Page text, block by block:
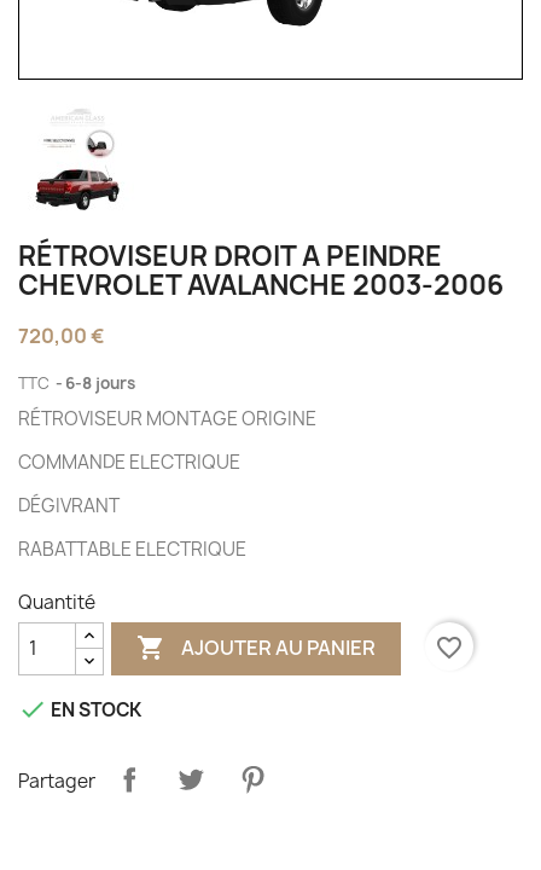
RÉTROVISEUR DROIT A PEINDRE
CHEVROLET AVALANCHE 2003-2006
720,00 €
TTC 6-8 jours
RÉTROVISEUR MONTAGE ORIGINE
COMMANDE ELECTRIQUE
DÉGIVRANT
RABATTABLE ELECTRIQUE
Quantité
 AJOUTER AU PANIER favorite_border
 EN STOCK
Partager